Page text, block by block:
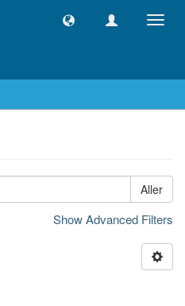
Aller
Show Advanced Filters